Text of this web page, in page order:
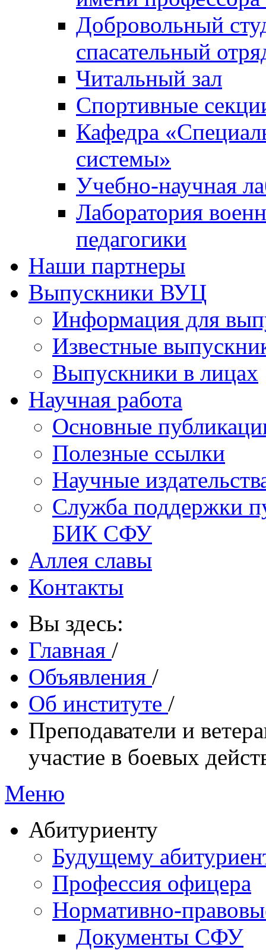
Добровольный
спасательный
Читальный зал
Спортивные
Кафедра
системы»
Учебно-научная
Лаборатория
педагогики
Наши партнеры
Выпускники ВУЦ
Информация для
Известные
Выпускники в лицах
Научная работа
Основные
Полезные ссылки
Научные
Служба поддержки
БИК СФУ
Аллея славы
Контакты
Вы здесь:
Главная /
Объявления /
Об институте /
Преподаватели и
участие в боевых
Меню
Абитуриенту
Будущему
Профессия офицера
Нормативно-
Документы СФУ